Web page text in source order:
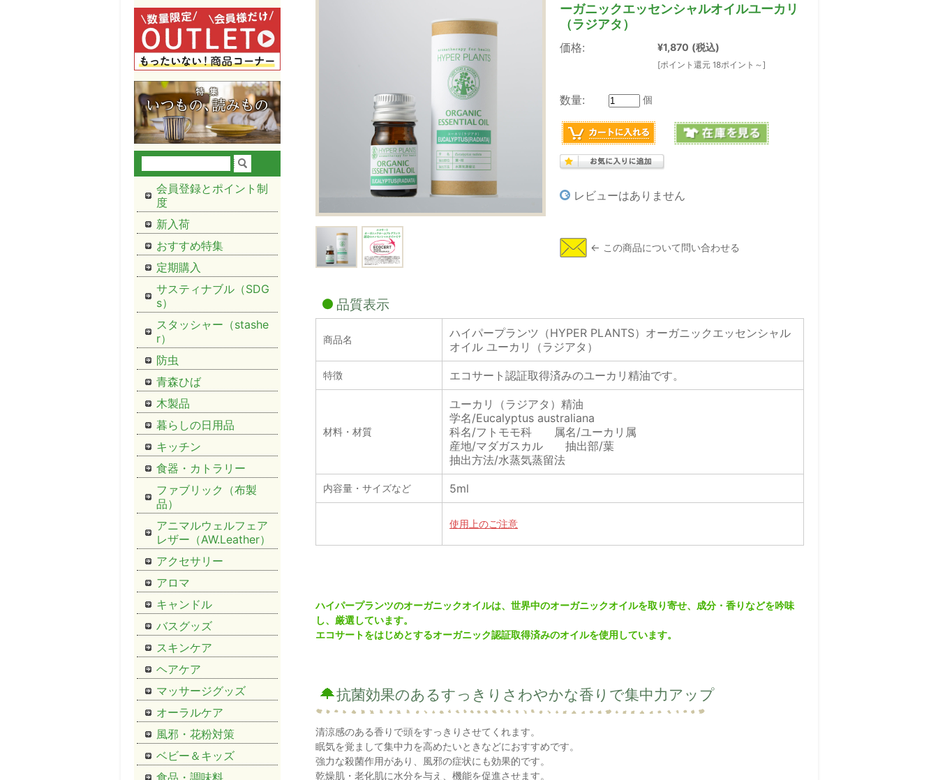
ーガニックエッセンシャルオイルユーカリ
（ラジアタ）
価格: ¥1,870 (税込)
[ポイント還元 18ポイント～]
数量: 個
レビューはありません
品質表示
商品名
ハイパープランツ（HYPER PLANTS）オーガニックエッセンシャル
オイル ユーカリ（ラジアタ）
特徴 エコサート認証取得済みのユーカリ精油です。
材料・材質
ユーカリ（ラジアタ）精油
学名/Eucalyptus australiana
科名/フトモモ科 属名/ユーカリ属
産地/マダガスカル 抽出部/葉
抽出方法/水蒸気蒸留法
内容量・サイズなど 5ml
使用上のご注意
ハイパープランツのオーガニックオイルは、世界中のオーガニックオイルを取り寄せ、成分・香りなどを吟味
し、厳選しています。
エコサートをはじめとするオーガニック認証取得済みのオイルを使用しています。
抗菌効果のあるすっきりさわやかな香りで集中力アップ
清涼感のある香りで頭をすっきりさせてくれます。
眠気を覚まして集中力を高めたいときなどにおすすめです。
強力な殺菌作用があり、風邪の症状にも効果的です。
乾燥肌・老化肌に水分を与え、機能を促進させます。
会員登録とポイント制
度
新入荷
おすすめ特集
定期購入
サスティナブル（SDG
s）
スタッシャー（stashe
r）
防虫
青森ひば
木製品
暮らしの日用品
キッチン
食器・カトラリー
ファブリック（布製
品）
アニマルウェルフェア
レザー（AW.Leather）
アクセサリー
アロマ
キャンドル
バスグッズ
スキンケア
ヘアケア
マッサージグッズ
オーラルケア
風邪・花粉対策
ベビー＆キッズ